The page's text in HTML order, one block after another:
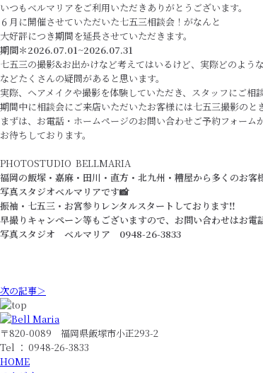
いつもベルマリアをご利用いただきありがとうございます。
６月に開催させていただいた七五三相談会！がなんと
大好評につき期間を延長させていただきます。
期間＊2026.07.01~2026.07.31
七五三の撮影&お出かけなど考えてはいるけど、実際どのよう
などたくさんの疑問があると思います。
実際、ヘアメイクや撮影を体験していただき、スタッフにご
期間中に相談会にご来店いただいたお客様には七五三撮影の
まずは、お電話・ホームページのお問い合わせご予約フォーム
お待ちしております。
PHOTOSTUDIO BELLMARIA
福岡の飯塚・嘉麻・田川・直方・北九州・糟屋から多くのお客
写真スタジオベルマリアです📸
振袖・七五三・お宮参りレンタルスタートしております‼️
早撮りキャンペーン等もございますので、お問い合わせはお電
写真スタジオ ベルマリア 0948-26-3833
次の記事＞
〒820-0089 福岡県飯塚市小正293-2
Tel ： 0948-26-3833
HOME